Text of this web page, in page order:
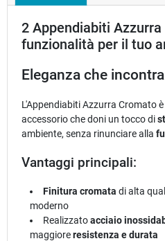
2 Appendiabiti
funzionalità per il tuo
Eleganza che
L'Appendiabiti Azzurra Cromato
accessorio che doni un tocco di
ambiente, senza rinunciare alla
Vantaggi principali:
Finitura cromata di alta
moderno
Realizzatoacciaio
maggioreresistenza e durata